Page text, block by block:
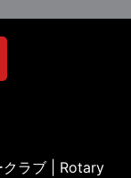
ラブ | Rotary